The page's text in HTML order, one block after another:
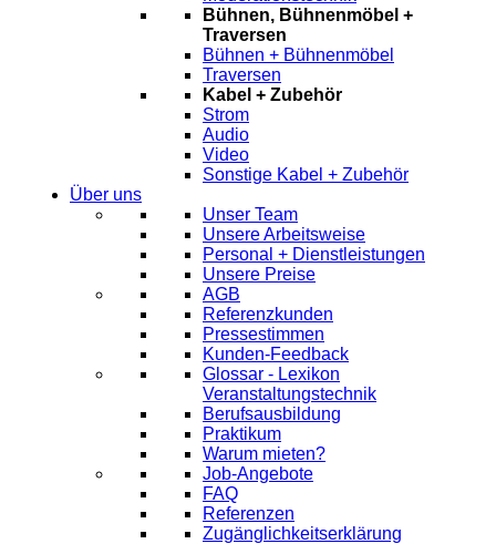
Bühnen, Bühnenmöbel +
Traversen
Bühnen + Bühnenmöbel
Traversen
Kabel + Zubehör
Strom
Audio
Video
Sonstige Kabel + Zubehör
Über uns
Unser Team
Unsere Arbeitsweise
Personal + Dienstleistungen
Unsere Preise
AGB
Referenzkunden
Pressestimmen
Kunden-Feedback
Glossar - Lexikon
Veranstaltungstechnik
Berufsausbildung
Praktikum
Warum mieten?
Job-Angebote
FAQ
Referenzen
Zugänglichkeitserklärung